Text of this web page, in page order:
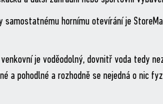
samostatnému hornímu otevírání je
je voděodolný, dovnitř voda tedy
a pohodlné a rozhodně se nejedná o nic